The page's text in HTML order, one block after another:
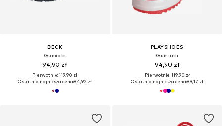
BECK
Gumiaki
94,90 zł
Pierwotnie: 119,90 zł
Ostatnia najniższa cena:84,92 zł
PLAYSHOES
Gumiaki
94,90 zł
Pierwotnie: 119,90 zł
Ostatnia najniższa cena:89,17 zł